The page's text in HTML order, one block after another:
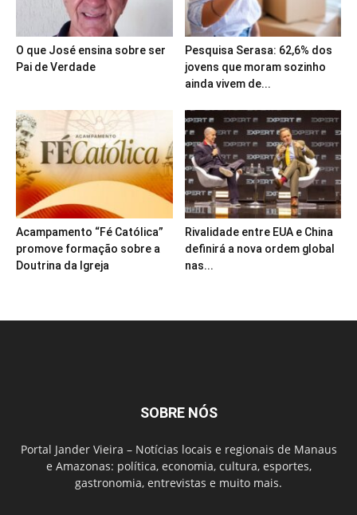
O que José ensina sobre ser
Pai de Verdade
Pesquisa Serasa: 62,6% dos
jovens que moram sozinho
ainda vivem de...
Acampamento “Fé Católica”
promove formação sobre a
Doutrina da Igreja
Rivalidade entre EUA e China
definirá a nova ordem global
nas...
SOBRE NÓS
Portal Jander Vieira – Notícias locais e regionais de Manaus
e Amazonas: política, economia, cultura, esportes,
gastronomia, entrevistas e muito mais.